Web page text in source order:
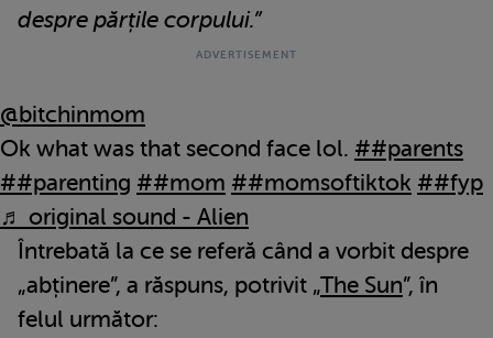
despre părțile corpului.”
@bitchinmom
Ok what was that second face lol. ##parents
##parenting ##mom ##momsoftiktok ##fyp
♬ original sound - Alien
Întrebată la ce se referă când a vorbit despre
„abținere”, a răspuns, potrivit „The Sun”, în
felul următor: